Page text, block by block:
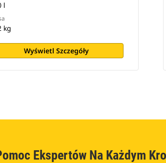
l
kg
Wyświetl Szczegóły
Ekspertów Na Każdym